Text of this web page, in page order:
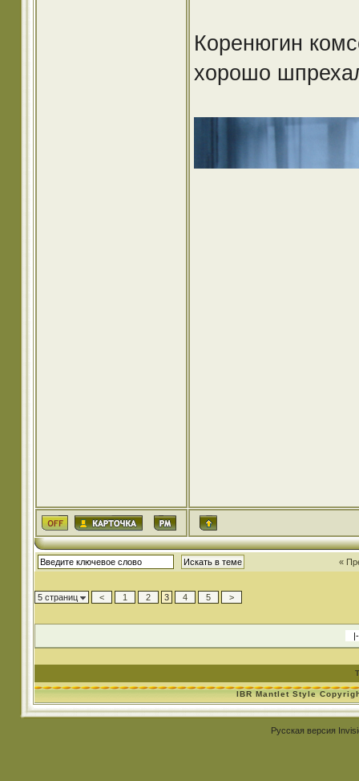
Коренюгин
хорошо
«
5 страниц < 1 2 3 4 5 >
IBR Mantlet Style
Русская версия